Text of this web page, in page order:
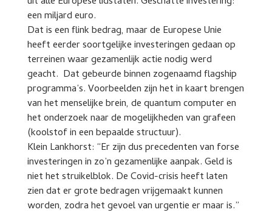
een miljard euro.
Dat is een flink bedrag, maar de Europese Unie
heeft eerder soortgelijke investeringen gedaan op
terreinen waar gezamenlijk actie nodig werd
geacht. Dat gebeurde binnen zogenaamd flagship
programma’s. Voorbeelden zijn het in kaart brengen
van het menselijke brein, de quantum computer en
het onderzoek naar de mogelijkheden van grafeen
(koolstof in een bepaalde structuur).
Klein Lankhorst: “Er zijn dus precedenten van forse
investeringen in zo’n gezamenlijke aanpak. Geld is
niet het struikelblok. De Covid-crisis heeft laten
zien dat er grote bedragen vrijgemaakt kunnen
worden, zodra het gevoel van urgentie er maar is.”